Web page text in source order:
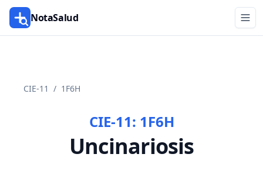
NotaSalud
CIE-11 / 1F6H
CIE-11: 1F6H
Uncinariosis